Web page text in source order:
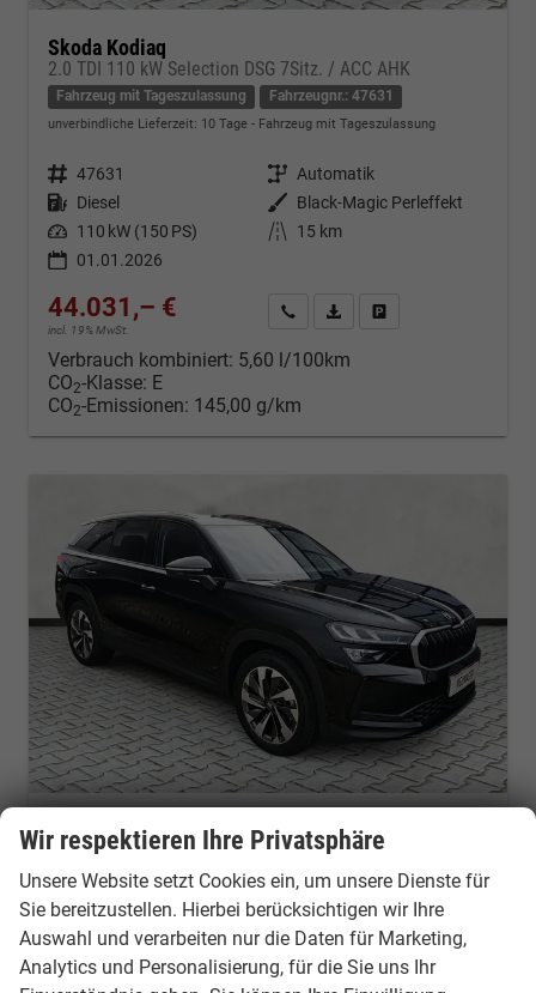
Skoda Kodiaq
2.0 TDI 110 kW Selection DSG 7Sitz. / ACC AHK
Fahrzeug mit Tageszulassung Fahrzeugnr.: 47631
unverbindliche Lieferzeit: 10 Tage Fahrzeug mit Tageszulassung
Fahrzeugnr. 47631 Getriebe Automatik
Kraftstoff Diesel Außenfarbe Black-Magic Perleffekt
Leistung 110 kW (150 PS) Kilometerstand
15 km
01.01.2026
44.031,– €
incl. 19% MwSt.
Kontakt & Angebot anfordern
PDF-Datei, Fahrzeugexposé
Verbrauch kombiniert: 5,60 l/100km
CO2-Klasse: E
CO2-Emissionen: 145,00 g/km
Skoda Kodiaq
2.0 TDI 110 kW Selection DSG 7Si AHK Navi beh.LR
Fahrzeug mit Tageszulassung Fahrzeugnr.: 51871
unverbindliche Lieferzeit:10 Tage Fahrzeug mit Tageszulassung
Getriebe Automatik
Diesel Black Magic Perleffekt
Wir respektieren Ihre Privatsphäre
Unsere Website setzt Cookies ein, um unsere Dienste für
Sie bereitzustellen. Hierbei berücksichtigen wir Ihre
Auswahl und verarbeiten nur die Daten für Marketing,
Analytics und Personalisierung, für die Sie uns Ihr